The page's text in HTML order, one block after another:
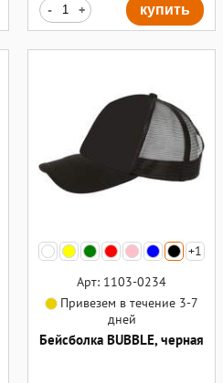
- + купить
+1
Арт: 1103-0234
Привезем в течение 3-7
дней
Бейсболка BUBBLE, черная